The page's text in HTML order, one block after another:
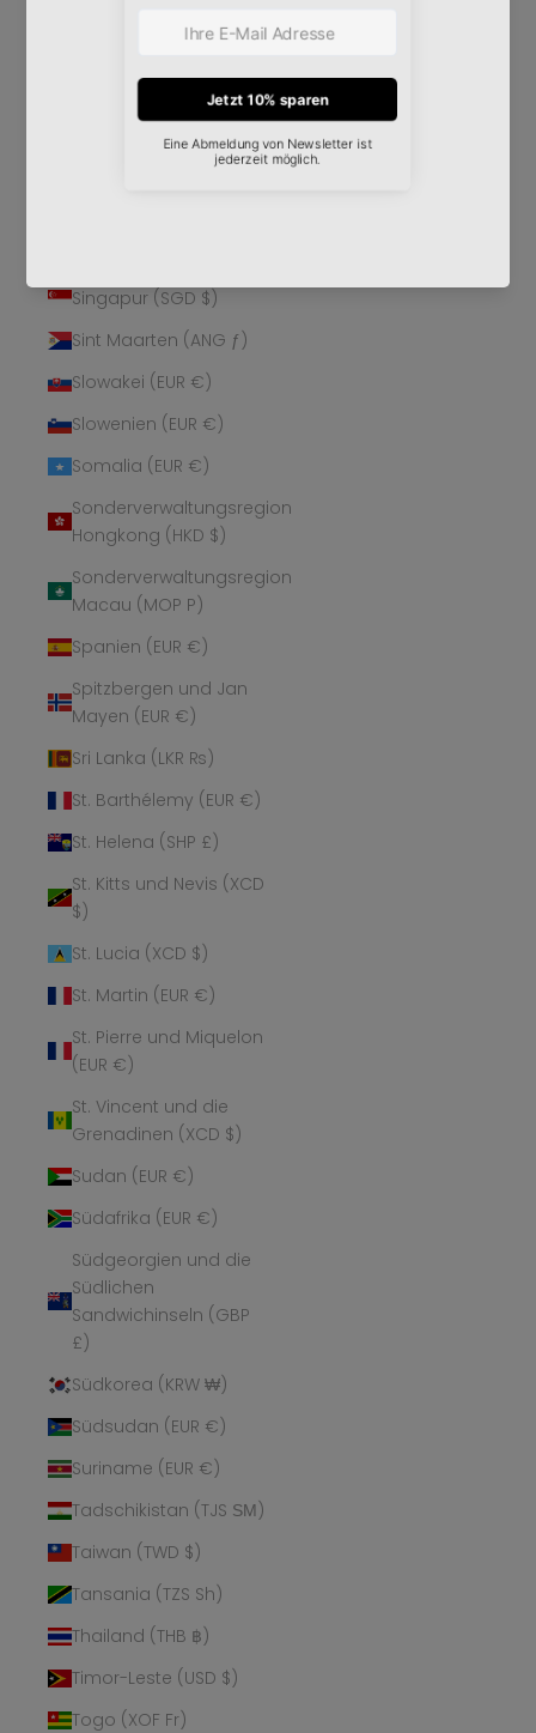
Schweiz (CHF CHF)
Senegal (XOF Fr)
Serbien (RSD РСД)
Seychellen (EUR €)
Singapur (SGD $)
Sint Maarten (ANG ƒ)
Slowakei (EUR €)
Slowenien (EUR €)
Somalia (EUR €)
Sonderverwaltungsregion
Hongkong (HKD $)
Sonderverwaltungsregion
Macau (MOP P)
Spanien (EUR €)
Spitzbergen und Jan
Mayen (EUR €)
Sri Lanka (LKR ₨)
St. Barthélemy (EUR €)
St. Helena (SHP £)
St. Kitts und Nevis (XCD
$)
St. Lucia (XCD $)
St. Martin (EUR €)
St. Pierre und Miquelon
(EUR €)
St. Vincent und die
Grenadinen (XCD $)
Sudan (EUR €)
Südafrika (EUR €)
Südgeorgien und die
Südlichen
Sandwichinseln (GBP
£)
Südkorea (KRW ₩)
Südsudan (EUR €)
Suriname (EUR €)
Tadschikistan (TJS ЅМ)
Taiwan (TWD $)
Tansania (TZS Sh)
Thailand (THB ฿)
Timor-Leste (USD $)
Togo (XOF Fr)